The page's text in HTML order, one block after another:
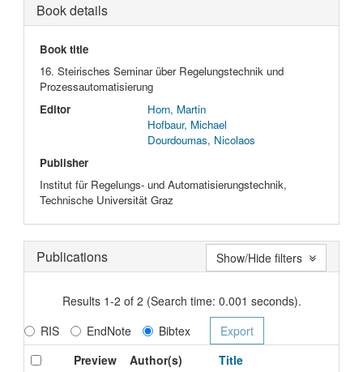
Book details
Book title
16. Steirisches Seminar über Regelungstechnik und
Prozessautomatisierung
Editor
Horn, Martin
Hofbaur, Michael
Dourdoumas, Nicolaos
Publisher
Institut für Regelungs- und Automatisierungstechnik,
Technische Universität Graz
Publications
Results 1-2 of 2 (Search time: 0.001 seconds).
RIS
EndNote
Bibtex
Preview
Author(s) Title